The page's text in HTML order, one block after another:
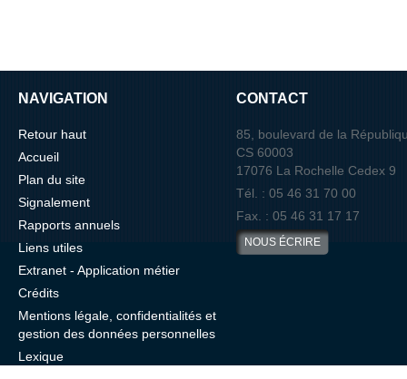
NAVIGATION
Retour haut
Accueil
Plan du site
Signalement
Rapports annuels
Liens utiles
Extranet - Application métier
Crédits
Mentions légale, confidentialités et
gestion des données personnelles
Lexique
CONTACT
85, boulevard de la
CS 60003
17076 La Rochelle Cedex 9
Tél. : 05 46 31 70 00
Fax. : 05 46 31 17 17
NOUS ÉCRIRE